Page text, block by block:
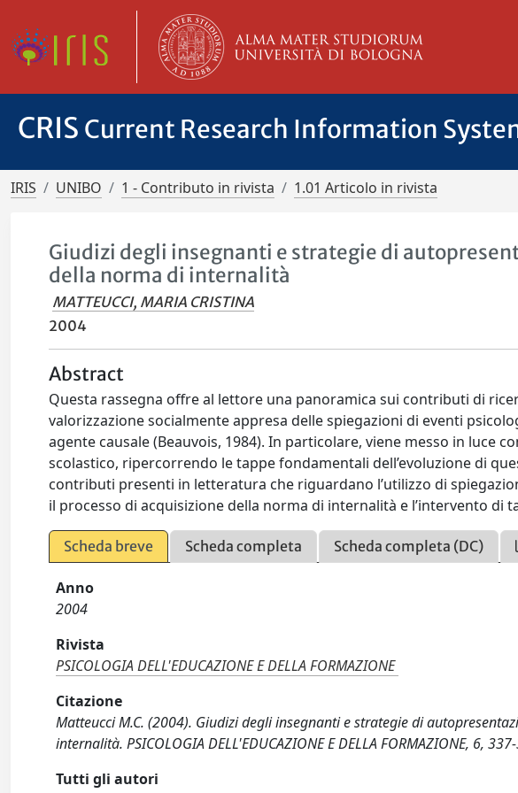
CRIS Current Research Information
IRIS UNIBO 1 - Contributo in rivista 1.01 Articolo in rivista
Giudizi degli insegnanti e strategie di
della norma di internalità
MATTEUCCI, MARIA CRISTINA
2004
Abstract
Questa rassegna offre al lettore una panoramica sui contributi di
valorizzazione socialmente appresa delle spiegazioni di eventi
agente causale (Beauvois, 1984). In particolare, viene messo in luce
scolastico, ripercorrendo le tappe fondamentali dell’evoluzione di
contributi presenti in letteratura che riguardano l’utilizzo di
il processo di acquisizione della norma di internalità e l’intervento di
Scheda breve Scheda completa Scheda completa (DC)
Anno
2004
Rivista
PSICOLOGIA DELL'EDUCAZIONE E DELLA FORMAZIONE
Citazione
Matteucci M.C. (2004). Giudizi degli insegnanti e strategie di
internalità. PSICOLOGIA DELL'EDUCAZIONE E DELLA FORMAZIONE, 6,
Tutti gli autori